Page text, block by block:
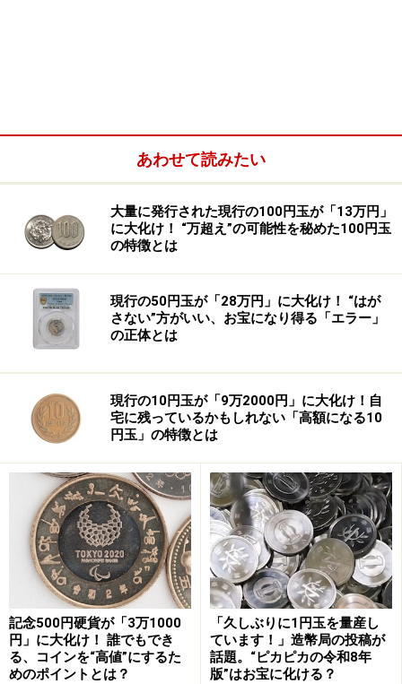
ますが、未使用かつ保存状態が良ければ光沢色を保ち続
つRD評価のため、ほぼ出来立ての時と変わらないほどの
状態を保っている、完璧に近い状態といってよいでしょ
う。これが高評価につながったわけです。
とはいえ、これだけではここまでの高額落札にはなりま
せん。最も重要なポイントは、昭和61年の「後期タイ
プ」であること。昭和61年後期の10円玉は、収集家用に
特殊加工された昭和62年の10円玉と同じデザインとなっ
あわせて読みたい
大量に発行された現行の100円玉が「13万円」
に大化け！ “万超え”の可能性を秘めた100円玉
の特徴とは
現行の50円玉が「28万円」に大化け！ “はが
さない”方がいい、お宝になり得る「エラー」
の正体とは
現行の10円玉が「9万2000円」に大化け！自
宅に残っているかもしれない「高額になる10
円玉」の特徴とは
記念500円硬貨が「3万1000
円」に大化け！ 誰でもでき
る、コインを“高値”にするた
めのポイントとは？
「久しぶりに1円玉を量産し
ています！」造幣局の投稿が
話題。“ピカピカの令和8年
版”はお宝に化ける？